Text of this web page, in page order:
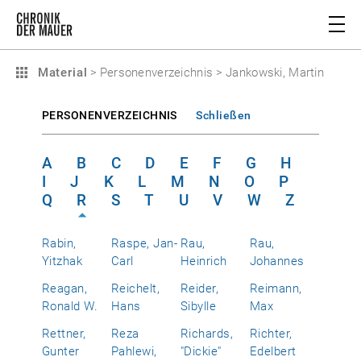
Material > Personenverzeichnis > Jankowski, Martin
PERSONENVERZEICHNIS Schließen
A B C D E F G
H
I
J K L M N O
P
Q
R S T U V W Z
Rabin,
Yitzhak
Raspe, Jan-
Carl
Rau,
Heinrich
Rau,
Johannes
Reagan,
Ronald W.
Reichelt,
Hans
Reider,
Sibylle
Reimann,
Max
Rettner,
Gunter
Reza
Pahlewi,
Richards,
"Dickie"
Richter,
Edelbert